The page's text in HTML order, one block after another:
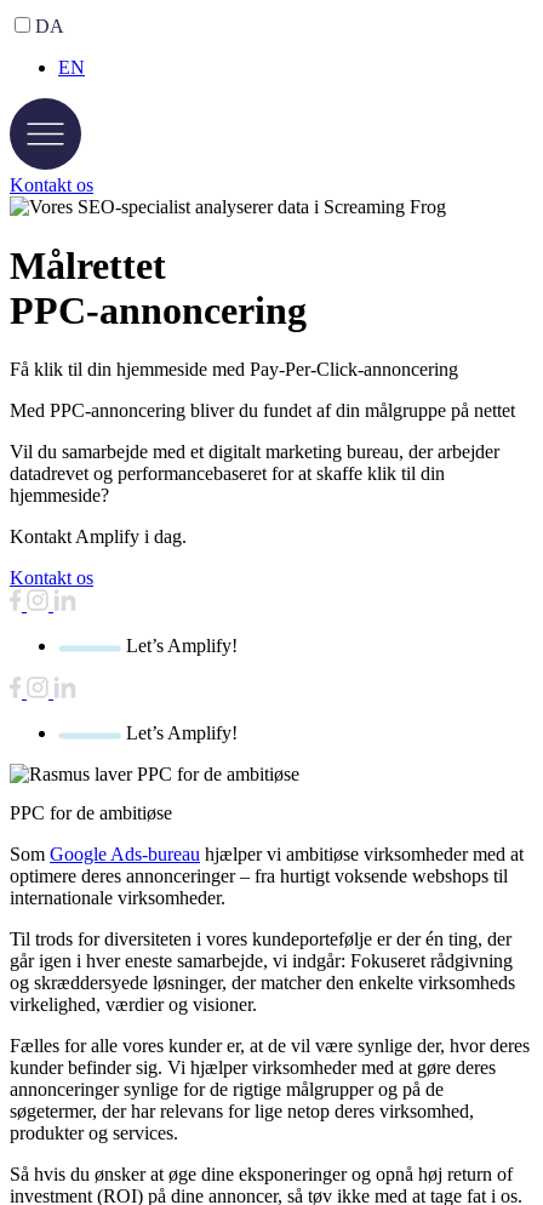
DA
EN
Kontakt os
Målrettet
PPC-annoncering
Få klik til din hjemmeside med Pay-Per-Click-annoncering
Med PPC-annoncering bliver du fundet af din målgruppe på nettet
Vil du samarbejde med et digitalt marketing bureau, der arbejder
datadrevet og performancebaseret for at skaffe klik til din
hjemmeside?
Kontakt Amplify i dag.
Kontakt os
Let’s Amplify!
Let’s Amplify!
PPC for de ambitiøse
Som Google Ads-bureau hjælper vi ambitiøse virksomheder med at
optimere deres annonceringer – fra hurtigt voksende webshops til
internationale virksomheder.
Til trods for diversiteten i vores kundeportefølje er der én ting, der
går igen i hver eneste samarbejde, vi indgår: Fokuseret rådgivning
og skræddersyede løsninger, der matcher den enkelte virksomheds
virkelighed, værdier og visioner.
Fælles for alle vores kunder er, at de vil være synlige der, hvor deres
kunder befinder sig. Vi hjælper virksomheder med at gøre deres
annonceringer synlige for de rigtige målgrupper og på de
søgetermer, der har relevans for lige netop deres virksomhed,
produkter og services.
Så hvis du ønsker at øge dine eksponeringer og opnå høj return of
investment (ROI) på dine annoncer, så tøv ikke med at tage fat i os.